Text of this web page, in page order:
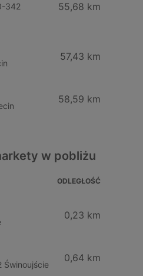
342
55,68 km
57,43 km
58,59 km
w pobliżu
ODLEGŁOŚĆ
0,23 km
Świnoujście
0,64 km